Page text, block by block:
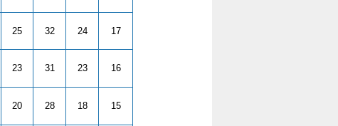
25 32 24 17
23 31 23 16
20 28 18 15